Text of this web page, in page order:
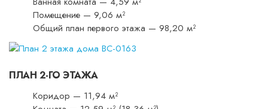
Помещение — 9,06 м²
Общий план первого этажа — 98,20 м²
ПЛАН 2-ГО ЭТАЖА
Коридор — 11,94 м²